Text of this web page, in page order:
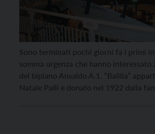
Sono terminati pochi giorni fa i primi
somma urgenza che hanno interessato
del biplano Ansaldo A.1. “Balilla”
Natale Palli e donato nel 1922 dalla